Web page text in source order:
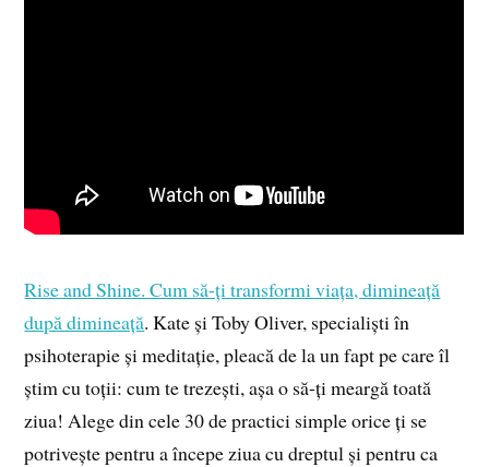
Rise and Shine. Cum să-ți transformi viața, dimineață
după dimineață. Kate și Toby Oliver, specialiști în
psihoterapie și meditație, pleacă de la un fapt pe care îl
știm cu toții: cum te trezești, așa o să-ți meargă toată
ziua! Alege din cele 30 de practici simple orice ți se
potrivește pentru a începe ziua cu dreptul și pentru ca